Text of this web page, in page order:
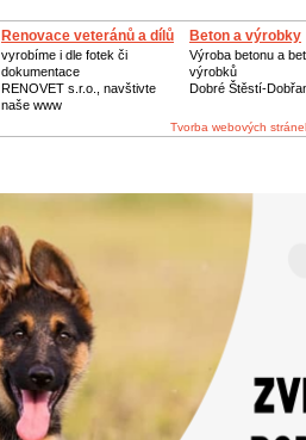
Renovace veteránů a dílů
vyrobíme i dle fotek či
dokumentace
RENOVET s.r.o., navštivte
naše www
Beton a výrobky
Výroba betonu a
výrobků
Dobré Štěstí-
Tvorba webových